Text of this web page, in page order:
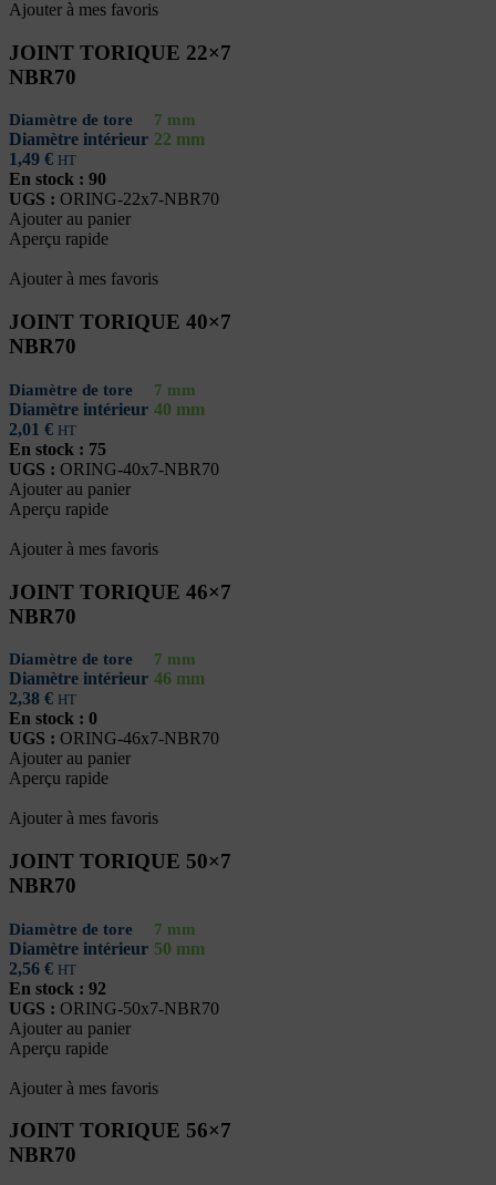
Ajouter à mes favoris
JOINT TORIQUE 22×7
NBR70
Diamètre de tore 7 mm
Diamètre intérieur 22 mm
1,49 € HT
En stock : 90
UGS : ORING-22x7-NBR70
Ajouter au panier
Aperçu rapide
Ajouter à mes favoris
JOINT TORIQUE 40×7
NBR70
Diamètre de tore 7 mm
Diamètre intérieur 40 mm
2,01 € HT
En stock : 75
UGS : ORING-40x7-NBR70
Ajouter au panier
Aperçu rapide
Ajouter à mes favoris
JOINT TORIQUE 46×7
NBR70
Diamètre de tore 7 mm
Diamètre intérieur 46 mm
2,38 € HT
En stock : 0
UGS : ORING-46x7-NBR70
Ajouter au panier
Aperçu rapide
Ajouter à mes favoris
JOINT TORIQUE 50×7
NBR70
Diamètre de tore 7 mm
Diamètre intérieur 50 mm
2,56 € HT
En stock : 92
UGS : ORING-50x7-NBR70
Ajouter au panier
Aperçu rapide
Ajouter à mes favoris
JOINT TORIQUE 56×7
NBR70